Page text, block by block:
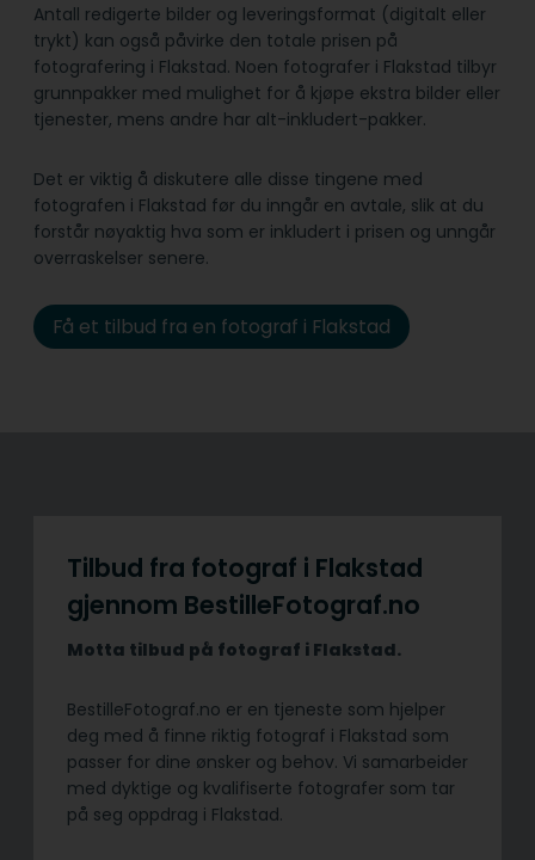
Antall redigerte bilder og leveringsformat (digitalt eller
trykt) kan også påvirke den totale prisen på
fotografering i Flakstad. Noen fotografer i Flakstad tilbyr
grunnpakker med mulighet for å kjøpe ekstra bilder eller
tjenester, mens andre har alt-inkludert-pakker.
Det er viktig å diskutere alle disse tingene med
fotografen i Flakstad før du inngår en avtale, slik at du
forstår nøyaktig hva som er inkludert i prisen og unngår
overraskelser senere.
Få et tilbud fra en fotograf i Flakstad
Tilbud fra fotograf i Flakstad
gjennom BestilleFotograf.no
Motta tilbud på fotograf i Flakstad.
BestilleFotograf.no er en tjeneste som hjelper
deg med å finne riktig fotograf i Flakstad som
passer for dine ønsker og behov. Vi samarbeider
med dyktige og kvalifiserte fotografer som tar
på seg oppdrag i Flakstad.